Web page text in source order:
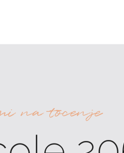
na tocenje